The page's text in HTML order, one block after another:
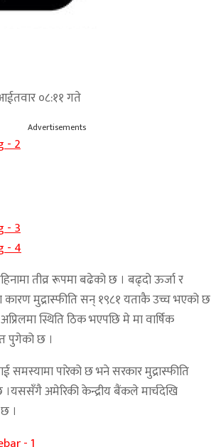
०८:११ गते
Advertisements
तीव्र रूपमा बढेको छ । बढ्दो ऊर्जा र
कारण मुद्रास्फीति सन् १९८१ यताकै उच्च भएको छ
स्थिति ठिक भएपछि मे मा वार्षिक
पुगेको छ ।
समस्यामा पारेको छ भने सरकार मुद्रास्फीति
।यससँगै अमेरिकी केन्द्रीय बैंकले मार्चदेखि
।